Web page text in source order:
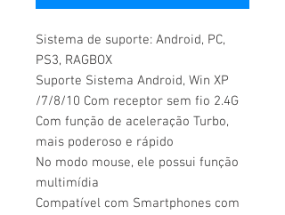
Sistema de suporte: Android, PC,
PS3, RAGBOX
Suporte Sistema Android, Win XP
/7/8/10 Com receptor sem fio 2.4G
Com função de aceleração Turbo,
mais poderoso e rápido
No modo mouse, ele possui função
multimídia
Compatível com Smartphones com